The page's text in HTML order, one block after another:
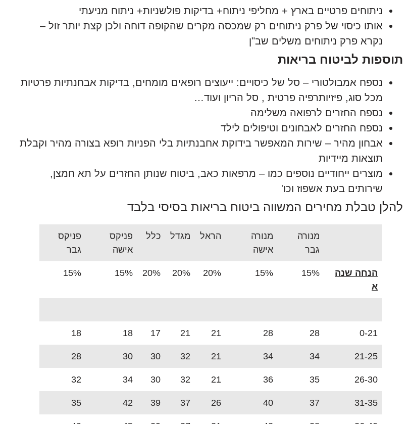
ניתוחים פרטיים בארץ + מחליפי ניתוח+ בדיקות פולשניות+ ניתוח מניעתי
אותו כיסוי של פרק ניתוחים רק שמכסה מקרים שהקופה דוחה ולכן קצת יותר זול –
נקרא פרק ניתוחים משלים שב"ן
תוספות לביטוח בריאות
נספח אמבולטורי – סל של כיסויים: ייעוצים רופאים מומחים, בדיקות אבחנתיות פרטיות
מכל סוג, פיזיותרפיה פרטית , סל הריון ועוד…
נספח החזרים לרפואה משלימה
נספח החזרים לאבחונים וטיפולים לילד
אבחון מהיר – שירות המאפשר בידוקת אחבנתיות בלי הפניות רופא בצורה מהיר וקבלת
תוצאות מיידיות
מוצרים ייחודיים נוספים כמו – מרפאות כאב, ביטוח שנותן החזרים על תא חמצן,
שירותים בעת אשפוז וכו'
להלן טבלת מחירים המשווה ביטוח בריאות בסיסי בלבד
מנורה
גבר
מנורה
אישה
הראל מגדל כלל
פניקס
אישה
פניקס
גבר
הנחה שנה
א
15%
15%
20%
20%
20%
15%
15%
0-21
28
28
21
21
17
18
18
21-25
34
34
21
32
30
30
28
26-30
35
36
21
32
30
34
32
31-35
37
40
26
37
39
42
35